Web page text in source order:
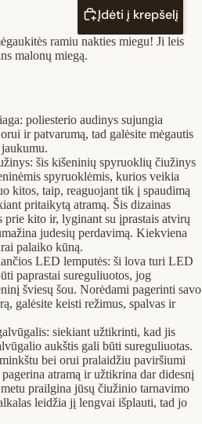
Įdėti į krepšelį
ramiu nakties miegu! Ji leis
malonų miegą.
poliesterio audinys sujungia
ir patvarumą, tad galėsite mėgautis
šis kišeninių spyruoklių čiužinys
spyruoklėmis, kurios veikia
kitos, taip, reaguojant tik į spaudimą
pritaikytą atramą. Šis dizainas
prie kito ir, lyginant su įprastais atvirų
judesių perdavimą. Kiekviena
palaiko kūną.
LED lemputės: ši lova turi LED
paprastai sureguliuotos, jog
šviesų šou. Norėdami pagerinti savo
galėsite keisti režimus, spalvas ir
siekiant užtikrinti, kad jis
aukštis gali būti sureguliuotas.
bei orui pralaidžiu paviršiumi
atramą ir užtikrina dar didesnį
prailgina jūsų čiužinio tarnavimo
leidžia jį lengvai išplauti, tad jo